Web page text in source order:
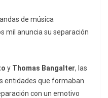
de música
mil anuncia su separación
y Thomas Bangalter, las
entidades que formaban
con un emotivo